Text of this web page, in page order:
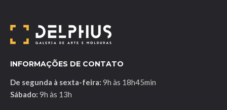
INFORMAÇÕES DE CONTATO
De segunda à sexta-feira: 9h às 18h45min
Sábado: 9h às 13h